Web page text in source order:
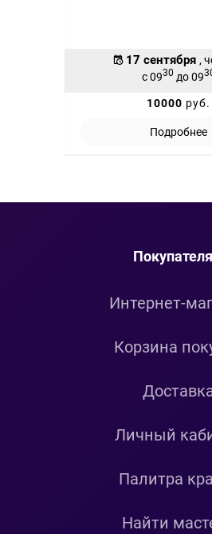
17 сентября ,
с 0930 до 09
10000 руб.
Подробнее
Интернет-
Корзина
Личный
Палитра
Найти